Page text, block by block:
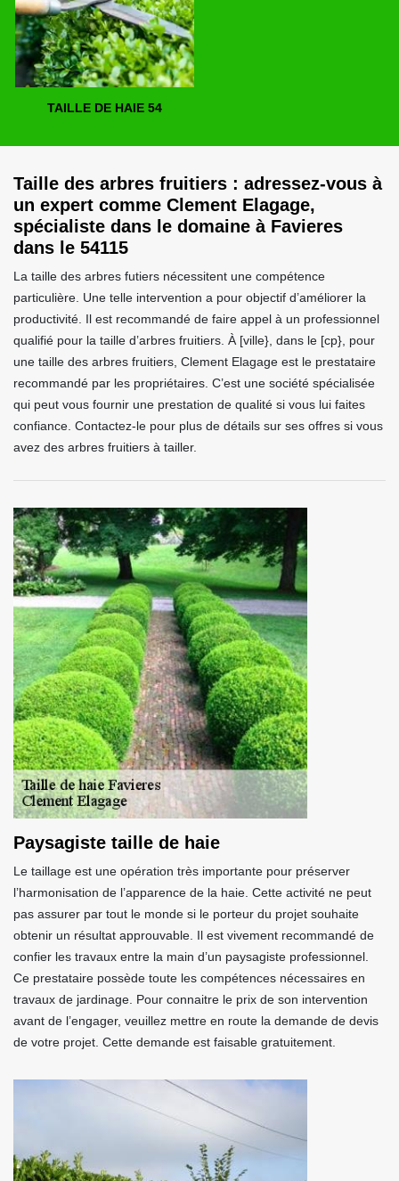
TAILLE DE HAIE 54
Taille des arbres fruitiers : adressez-vous à
un expert comme Clement Elagage,
spécialiste dans le domaine à Favieres
dans le 54115
La taille des arbres futiers nécessitent une compétence
particulière. Une telle intervention a pour objectif d’améliorer la
productivité. Il est recommandé de faire appel à un professionnel
qualifié pour la taille d’arbres fruitiers. À [ville}, dans le [cp}, pour
une taille des arbres fruitiers, Clement Elagage est le prestataire
recommandé par les propriétaires. C’est une société spécialisée
qui peut vous fournir une prestation de qualité si vous lui faites
confiance. Contactez-le pour plus de détails sur ses offres si vous
avez des arbres fruitiers à tailler.
Paysagiste taille de haie
Le taillage est une opération très importante pour préserver
l’harmonisation de l’apparence de la haie. Cette activité ne peut
pas assurer par tout le monde si le porteur du projet souhaite
obtenir un résultat approuvable. Il est vivement recommandé de
confier les travaux entre la main d’un paysagiste professionnel.
Ce prestataire possède toute les compétences nécessaires en
travaux de jardinage. Pour connaitre le prix de son intervention
avant de l’engager, veuillez mettre en route la demande de devis
de votre projet. Cette demande est faisable gratuitement.